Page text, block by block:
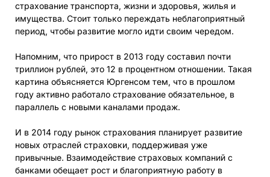
страхование транспорта, жизни и здоровья, жилья и
имущества. Стоит только переждать неблагоприятный
период, чтобы развитие могло идти своим чередом.
Напомним, что прирост в 2013 году составил почти
триллион рублей, это 12 в процентном отношении. Такая
картина объясняется Юргенсом тем, что в прошлом
году активно работало страхование обязательное, в
параллель с новыми каналами продаж.
И в 2014 году рынок страхования планирует развитие
новых отраслей страховки, поддерживая уже
привычные. Взаимодействие страховых компаний с
банками обещает рост и благоприятную работу в